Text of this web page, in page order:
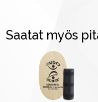
Saatat myös